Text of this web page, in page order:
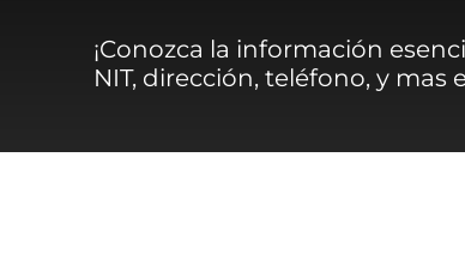
¡Conozca la información
NIT, dirección, teléfono, y